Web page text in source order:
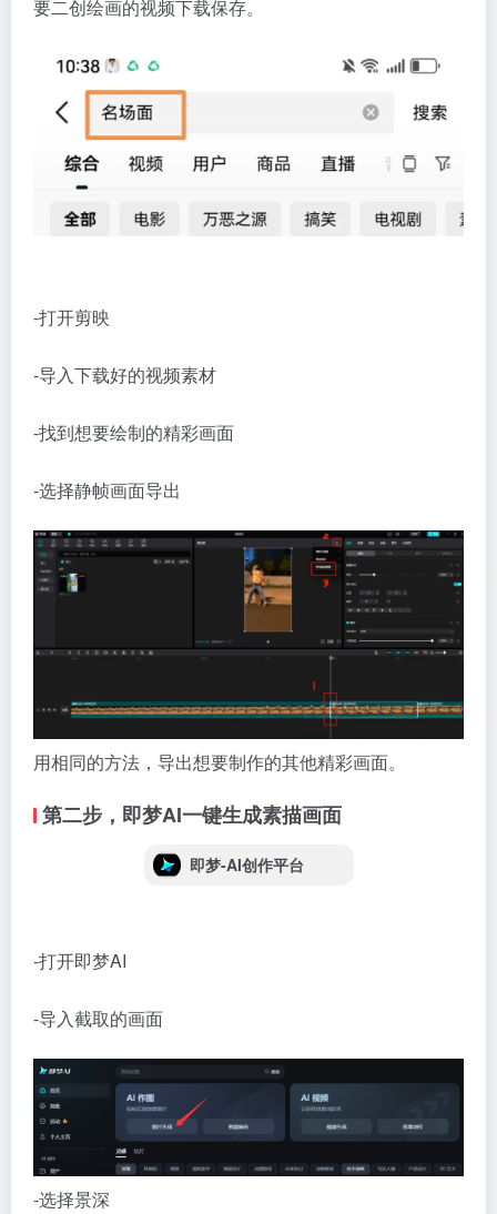
要二创绘画的视频下载保存。
-打开剪映
-导入下载好的视频素材
-找到想要绘制的精彩画面
-选择静帧画面导出
用相同的方法，导出想要制作的其他精彩画面。
第二步，即梦AI一键生成素描画面
即梦-AI创作平台
-打开即梦AI
-导入截取的画面
-选择景深